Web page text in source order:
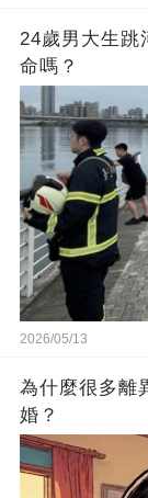
24歲男大生跳
命嗎？
2026/05/13
為什麼很多離
婚？